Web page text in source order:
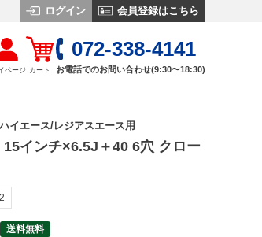
ログイン 会員登録はこちら
ページ カート
072-338-4141
お電話でのお問い合わせ(9:30〜18:30)
イエース/レジアスエース用
インチ×6.5J＋40 6穴 クロー
送料無料